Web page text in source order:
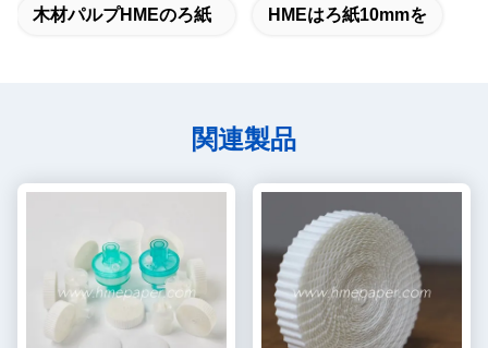
木材パルプHMEのろ紙 HMEはろ紙10mmを
関連製品